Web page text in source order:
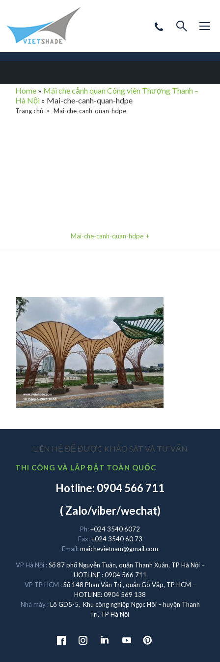
Home » Mái che cảnh quan Công viên Thượng Thanh –
Hà Nội » Mai-che-canh-quan-hdpe
Trang chủ Mai-che-canh-quan-hdpe
Mai-che-canh-quan-hdpe
LIÊN HỆ ĐỂ ĐƯỢC KHẢO SÁT VÀ TƯ VẤN
THI CÔNG VÀ LẮP ĐẶT TOÀN QUỐC
Hotline: 0904 566 711
( Zalo/viber/wechat)
Ph:+024 3540 6072
Fax:+024 3540 60 73
Email:maichevietnam@gmail.com
VP Hà Nội :Số 87 phố Nguyễn Tuân, quận Thanh Xuân, TP Hà Nội –
HOTLINE : 0904 566 711
VP TP HCM :Số 148 Phan Văn Trị , quận Gò Vấp, TP HCM –
HOTLINE: 0904 569 138
Nhà máy :Lô GD5-5, Khu công nghiệp Ngọc Hôi – huyện Thanh
Trì, TP Hà Nội